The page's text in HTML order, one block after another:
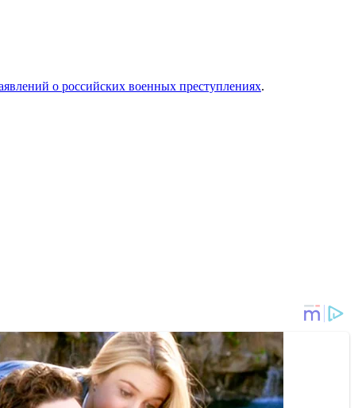
о российских военных преступлениях.